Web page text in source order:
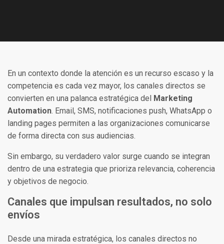
En un contexto donde la atención es un recurso escaso y la
competencia es cada vez mayor, los canales directos se
convierten en una palanca estratégica del Marketing
Automation. Email, SMS, notificaciones push, WhatsApp o
landing pages permiten a las organizaciones comunicarse
de forma directa con sus audiencias.
Sin embargo, su verdadero valor surge cuando se integran
dentro de una estrategia que prioriza relevancia, coherencia
y objetivos de negocio.
Canales que impulsan resultados, no solo
envíos
Desde una mirada estratégica, los canales directos no